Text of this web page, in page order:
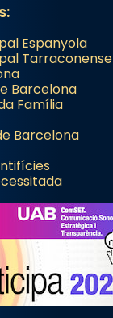
Espanyola
Tarraconense
Barcelona
Família
Barcelona